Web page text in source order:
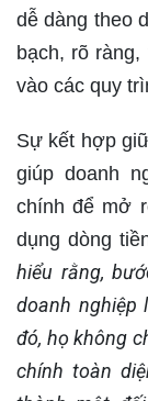
dễ dàng theo
bạch, rõ
vào các quy
Sự kết hợp
giúp doanh
chính để mở
dụng dòng
hiểu rằng,
doanh nghiệp
đó, họ không
chính toàn